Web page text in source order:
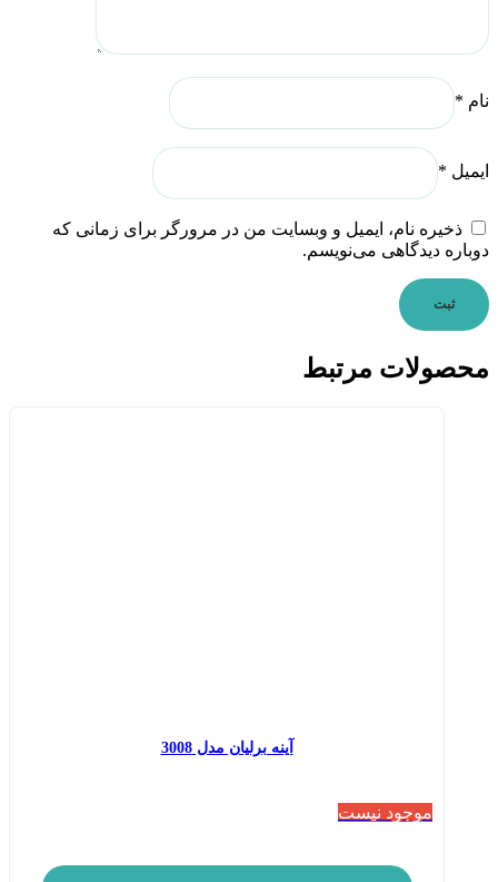
نام *
ایمیل *
ذخیره نام، ایمیل و وبسایت من در مرورگر برای زمانی که
دوباره دیدگاهی می‌نویسم.
محصولات مرتبط
آینه برلیان مدل 3008
موجود نیست